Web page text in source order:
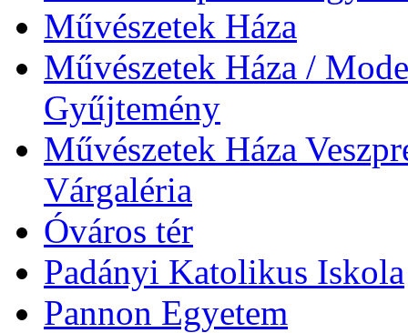
Művészetek Háza
Művészetek Háza /
Gyűjtemény
Művészetek Háza
Várgaléria
Óváros tér
Padányi Katolikus Iskola
Pannon Egyetem